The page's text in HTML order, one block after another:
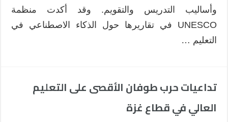
وأساليب التدريس والتقويم. وقد أكدت منظمة
UNESCO في تقاريرها حول الذكاء الاصطناعي في
التعليم …
تداعيات حرب طوفان الأقصى على التعليم
العالي في قطاع غزة